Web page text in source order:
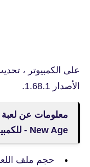
على الكمبيوتر ،
الأصدار 1.68.1.
- New Age للكمبيوتر
حجم ملف اللعبة: 745.6